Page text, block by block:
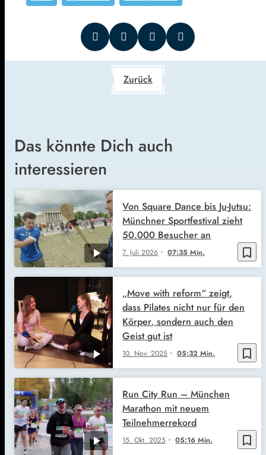
Zurück
Das könnte Dich auch
interessieren
bookmark_border
7. Juli 2026 07:35 Min.
Von Square Dance bis Ju-Jutsu:
Münchner Sportfestival zieht
50.000 Besucher an
bookmark_border
10. Nov. 2025 05:32 Min.
„Move with reform“ zeigt,
dass Pilates nicht nur für den
Körper, sondern auch den
Geist gut ist
bookmark_border
15. Okt. 2025 05:16 Min.
Run City Run – München
Marathon mit neuem
Teilnehmerrekord